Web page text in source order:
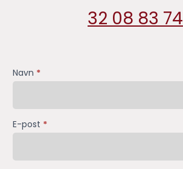
32 08 83 74
kontaktskjema
Navn *
E-post *